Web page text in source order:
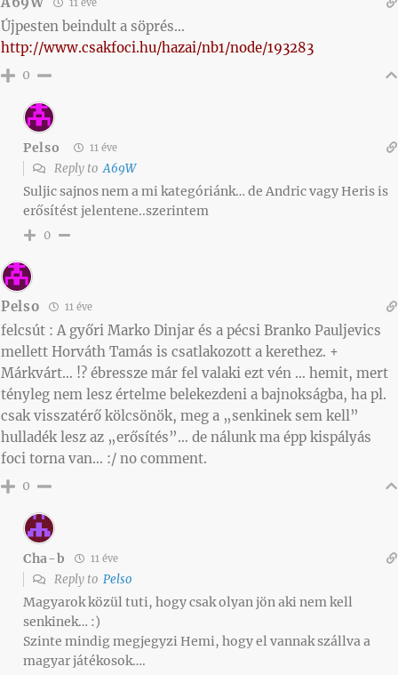
11 éve
Újpesten beindult a söprés…
http://www.csakfoci.hu/hazai/nb1/node/193283
0
Pelso 11 éve
Reply toA69W
Suljic sajnos nem a mi kategóriánk… de Andric vagy Heris is
erősítést jelentene..szerintem
0
Pelso 11 éve
felcsút : A győri Marko Dinjar és a pécsi Branko Pauljevics
mellett Horváth Tamás is csatlakozott a kerethez. +
Márkvárt… !? ébressze már fel valaki ezt vén … hemit, mert
tényleg nem lesz értelme belekezdeni a bajnokságba, ha pl.
csak visszatérő kölcsönök, meg a „senkinek sem kell”
hulladék lesz az „erősítés”… de nálunk ma épp kispályás
foci torna van… :/ no comment.
0
Cha-b 11 éve
Reply to Pelso
Magyarok közül tuti, hogy csak olyan jön aki nem kell
senkinek… :)
Szinte mindig megjegyzi Hemi, hogy el vannak szállva a
magyar játékosok….